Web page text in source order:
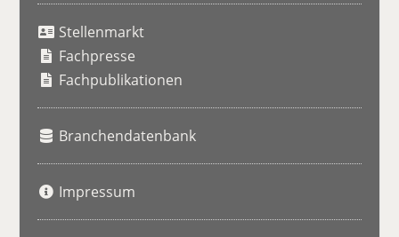
Stellenmarkt
Fachpresse
Fachpublikationen
Branchendatenbank
Impressum